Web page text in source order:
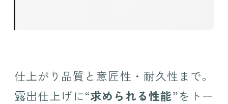
仕上がり品質と意匠性・耐久性まで。
露出仕上げに“求められる性能”をトー